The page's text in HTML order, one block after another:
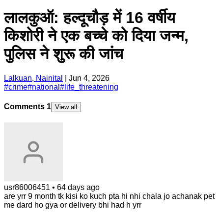
लालकुऑ: हल्दूचौड़ में 16 वर्षीय
किशोरी ने एक बच्चे को दिया जन्म,
पुलिस ने शुरू की जांच
Lalkuan, Nainital
Jun 4, 2026
#crime#national # life_threatening
Comments 1 View all
usr86006451 • 64 days ago
are yrr 9 month tk kisi ko kuch pta hi nhi chala jo achanak pet
me dard ho gya or delivery bhi had h yrr